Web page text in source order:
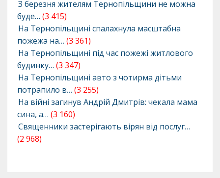
З березня жителям Тернопільщини не можна
буде… (3 415)
На Тернопільщині спалахнула масштабна
пожежа на… (3 361)
На Тернопільщині під час пожежі житлового
будинку… (3 347)
На Тернопільщині авто з чотирма дітьми
потрапило в… (3 255)
На війні загинув Андрій Дмитрів: чекала мама
сина, а… (3 160)
Священники застерігають вірян від послуг…
(2 968)